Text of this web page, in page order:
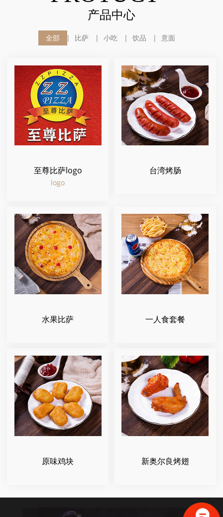
产品中心
全部 比萨 小吃 饮品 意面
至尊比萨logo
logo
台湾烤肠
水果比萨 一人食套餐
原味鸡块 新奥尔良烤翅